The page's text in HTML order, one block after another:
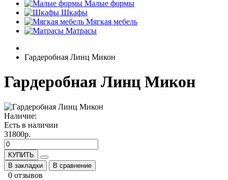
Малые формы
Шкафы
Мягкая мебель
Матрасы
Гардеробная Линц Микон
Гардеробная Линц Микон
Наличие:
Есть в наличии
31800р.
КУПИТЬ
В закладки
В сравнение
0 отзывов